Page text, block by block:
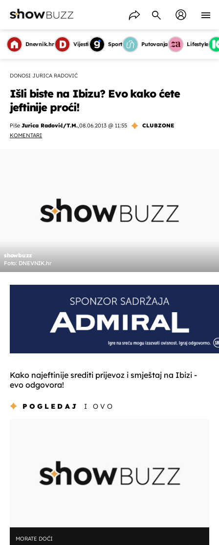
Dnevnik.hr Vijesti Sport Putovanja Lifestyle
DONOSI JURICA RADOVIĆ
Išli biste na Ibizu? Evo kako ćete
jeftinije proći!
Piše Jurica Radović/T.M.,08.06.2013 @ 11:55
CLUBZONE
KOMENTARI
showbuzz
Foto: DNEVNIK.hr
Kako najeftinije srediti prijevoz i smještaj na Ibizi -
evo odgovora!
POGLEDAJ I OVO
MORATE DOĆI